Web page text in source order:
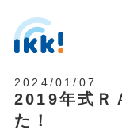
2024/01/07
2019年式Ｒ
た！